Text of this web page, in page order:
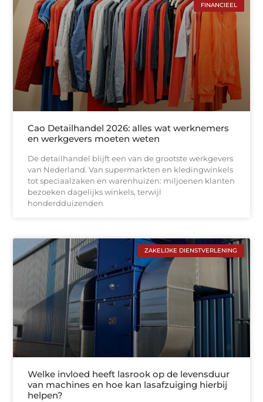
FINANCIEEL
Cao Detailhandel 2026: alles wat werknemers
en werkgevers moeten weten
De detailhandel blijft een van de grootste werkgevers
van Nederland. Van supermarkten en kledingwinkels
tot speciaalzaken en warenhuizen: miljoenen klanten
bezoeken dagelijks winkels, terwijl
honderdduizenden
ZAKELIJKE DIENSTVERLENING
Welke invloed heeft lasrook op de levensduur
van machines en hoe kan lasafzuiging hierbij
helpen?